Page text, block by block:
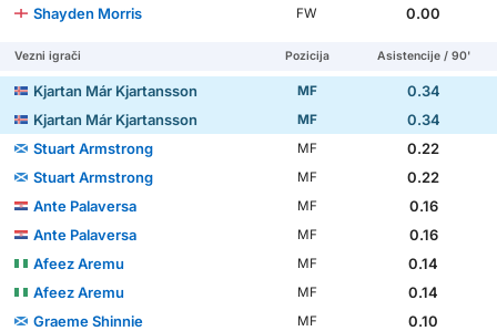
Shayden Morris
FW 0.00
Vezni igrači Pozicija Asistencije / 90'
Kjartan Már Kjartansson MF
0.34
Kjartan Már Kjartansson
MF
0.34
Stuart Armstrong
MF
0.22
Stuart Armstrong
MF
0.22
Ante Palaversa
MF
0.16
Ante Palaversa
MF
0.16
Afeez Aremu
MF
0.14
Afeez Aremu
MF
0.14
Graeme Shinnie
MF
0.10